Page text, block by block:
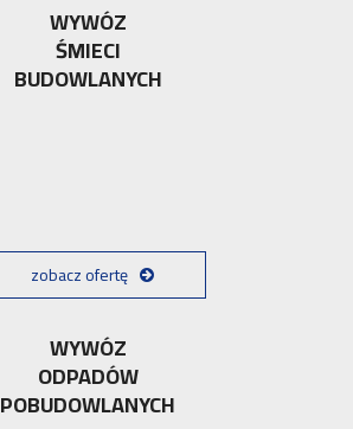
WYWÓZ
ŚMIECI
BUDOWLANYCH
zobacz ofertę
WYWÓZ
ODPADÓW
POBUDOWLANYCH